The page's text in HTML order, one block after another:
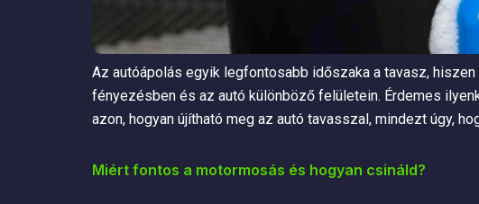
Az autóápolás egyik legfontosabb időszaka a tavasz,
fényezésben és az autó különböző felületein. Érdemes
azon, hogyan újítható meg az autó tavasszal, mindezt úgy,
Miért fontos a motormosás és hogyan csináld?